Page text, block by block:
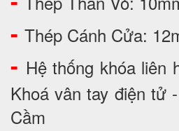
- Thép Cánh Cửa:
- Hệ thống khóa liên
Khoá vân tay điện tử
Cầm